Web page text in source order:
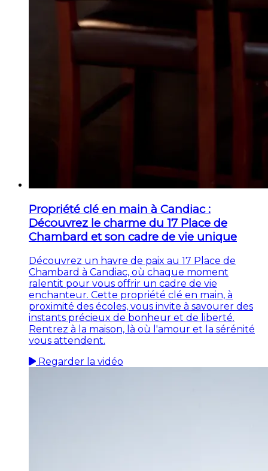
Propriété clé en main à Candiac :
Découvrez le charme du 17 Place de
Chambard et son cadre de vie unique
Découvrez un havre de paix au 17 Place de
Chambard à Candiac, où chaque moment
ralentit pour vous offrir un cadre de vie
enchanteur. Cette propriété clé en main, à
proximité des écoles, vous invite à savourer des
instants précieux de bonheur et de liberté.
Rentrez à la maison, là où l'amour et la sérénité
vous attendent.
Regarder la vidéo